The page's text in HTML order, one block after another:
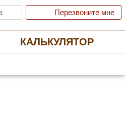
Перезвоните мне
КАЛЬКУЛЯТОР
ПОТОЛКИ